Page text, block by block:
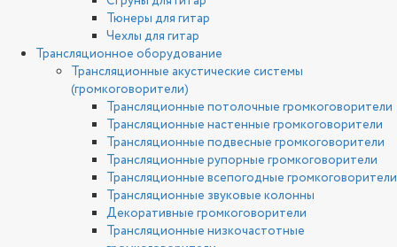
Тюнеры для гитар
Чехлы для гитар
Трансляционное оборудование
Трансляционные акустические системы
(громкоговорители)
Трансляционные потолочные громкоговорители
Трансляционные настенные громкоговорители
Трансляционные подвесные громкоговорители
Трансляционные рупорные громкоговорители
Трансляционные всепогодные громкоговорители
Трансляционные звуковые колонны
Декоративные громкоговорители
Трансляционные низкочастотные